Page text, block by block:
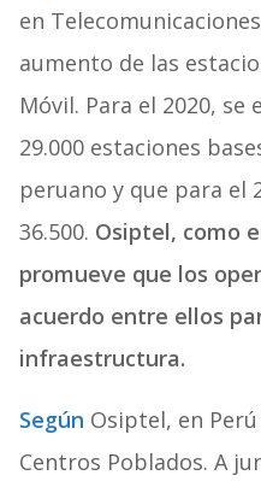
en
aumento de las
Móvil. Para el 2020,
29.000 estaciones
peruano y que para el
36.500. Osiptel, como
promueve que los
acuerdo entre ellos
infraestructura.
Según Osiptel, en
Centros Poblados. A